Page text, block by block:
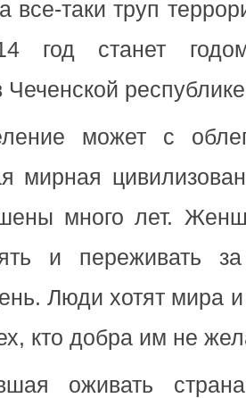
все-таки труп
год станет
Чеченской
может с
мирная
много лет.
и переживать
Люди хотят мира
кто добра им не
оживать